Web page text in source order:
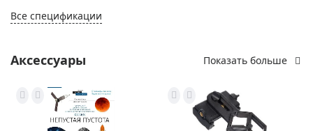
Все спецификации
Аксессуары Показать больше